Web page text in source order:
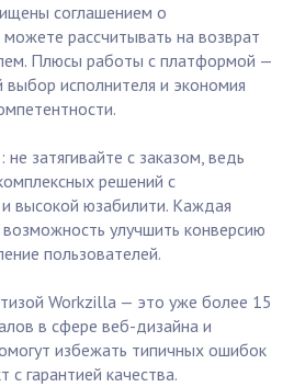
соглашением о
рассчитывать на возврат
Плюсы работы с платформой —
исполнителя и экономия
затягивайте с заказом, ведь
решений с
высокой юзабилити. Каждая
улучшить конверсию
пользователей.
Workzilla — это уже более 15
в сфере веб-дизайна и
избежать типичных ошибок
гарантией качества.